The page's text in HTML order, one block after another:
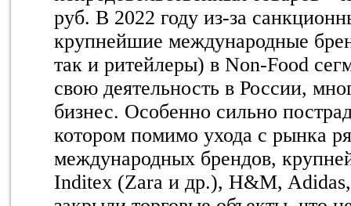
руб. В 2022 году из-за
крупнейшие международные
так и ритейлеры) в Non-Food
свою деятельность в России,
бизнес. Особенно сильно
котором помимо ухода с рынка
международных брендов,
Inditex (Zara и др.), H&M,